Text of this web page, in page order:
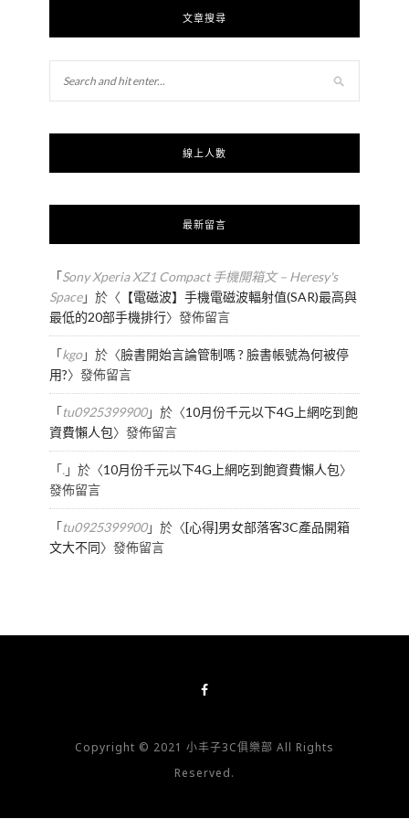
文章搜尋
線上人數
最新留言
「Sony Xperia XZ1 Compact 手機開箱文 – Heresy's
Space」於〈 【電磁波】手機電磁波輻射值(SAR)最高與
最低的20部手機排行〉發佈留言
「kgo」於〈臉書開始言論管制嗎 ? 臉書帳號為何被停
用?〉發佈留言
「tu0925399900」於〈10月份千元以下4G上網吃到飽
資費懶人包〉發佈留言
「.」於〈10月份千元以下4G上網吃到飽資費懶人包〉
發佈留言
「tu0925399900」於〈[心得]男女部落客3C產品開箱
文大不同〉發佈留言
Copyright © 2021 小丰子3C俱樂部 All Rights
Reserved.